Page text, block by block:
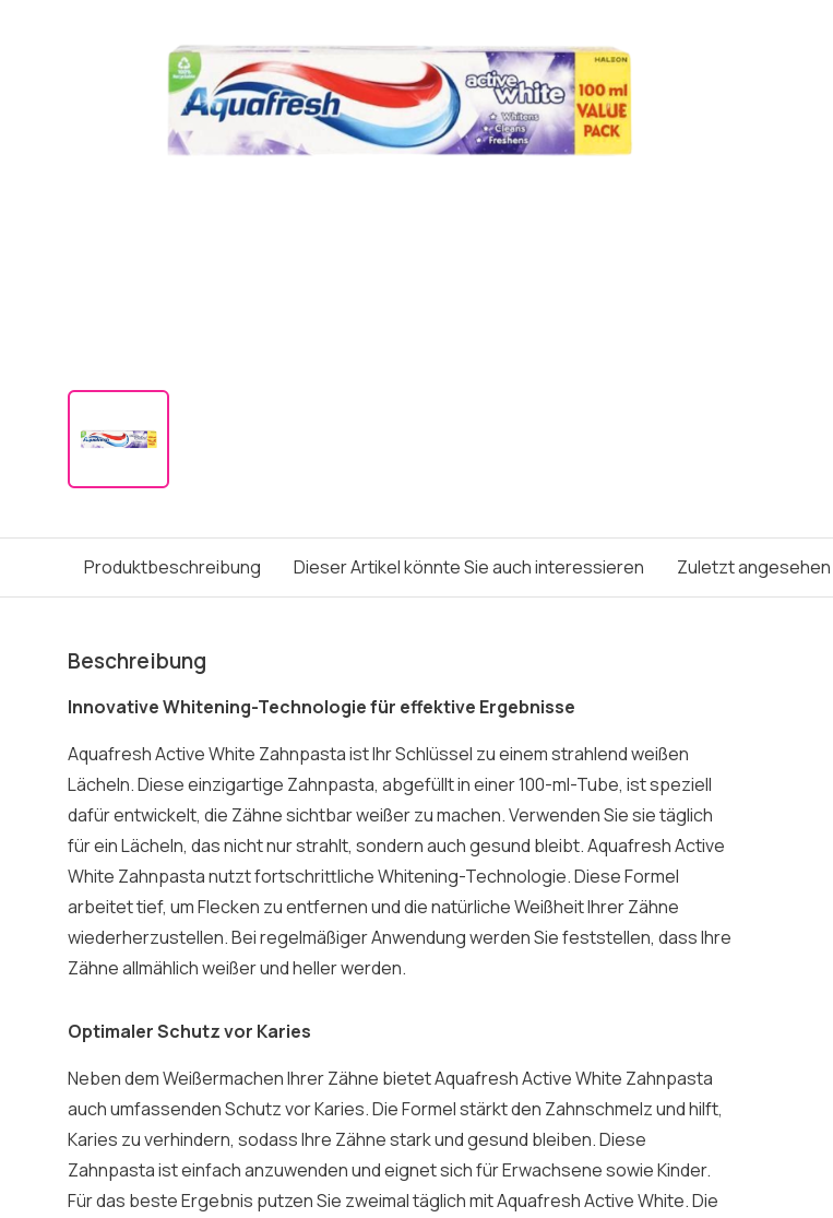
Produktbeschreibung Dieser Artikel könnte Sie auch interessieren Zuletzt angesehen
Beschreibung
Innovative Whitening-Technologie für effektive Ergebnisse
Aquafresh Active White Zahnpasta ist Ihr Schlüssel zu einem strahlend weißen
Lächeln. Diese einzigartige Zahnpasta, abgefüllt in einer 100-ml-Tube, ist speziell
dafür entwickelt, die Zähne sichtbar weißer zu machen. Verwenden Sie sie täglich
für ein Lächeln, das nicht nur strahlt, sondern auch gesund bleibt. Aquafresh Active
White Zahnpasta nutzt fortschrittliche Whitening-Technologie. Diese Formel
arbeitet tief, um Flecken zu entfernen und die natürliche Weißheit Ihrer Zähne
wiederherzustellen. Bei regelmäßiger Anwendung werden Sie feststellen, dass Ihre
Zähne allmählich weißer und heller werden.
Optimaler Schutz vor Karies
Neben dem Weißermachen Ihrer Zähne bietet Aquafresh Active White Zahnpasta
auch umfassenden Schutz vor Karies. Die Formel stärkt den Zahnschmelz und hilft,
Karies zu verhindern, sodass Ihre Zähne stark und gesund bleiben. Diese
Zahnpasta ist einfach anzuwenden und eignet sich für Erwachsene sowie Kinder.
Für das beste Ergebnis putzen Sie zweimal täglich mit Aquafresh Active White. Die